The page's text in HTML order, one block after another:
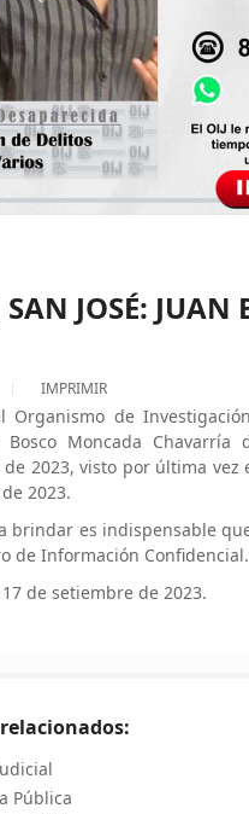
SAN JOSÉ:
IMPRIMIR
Organismo de
Moncada
2023, visto por última
2023.
es indispensable
de Información Confidencial.
de setiembre de 2023.
Pública